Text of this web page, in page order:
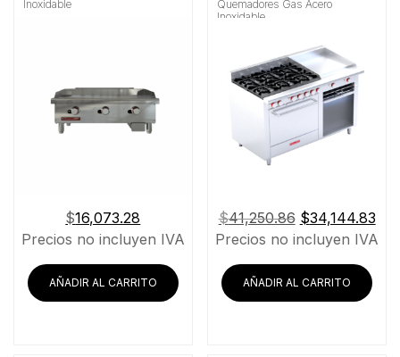
Inoxidable
$16,073.28
Precios no incluyen IVA
AÑADIR AL CARRITO
Quemadores Gas Acero
Inoxidable
$41,250.86 El
precio
original
era:
$41,250.86.
$34,144.83El
Precios no incluyen IVA
AÑADIR AL CARRITO